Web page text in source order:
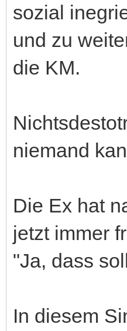
sozial
und zu
die KM.
niemand
Die Ex hat
jetzt immer
"Ja, dass
In diesem